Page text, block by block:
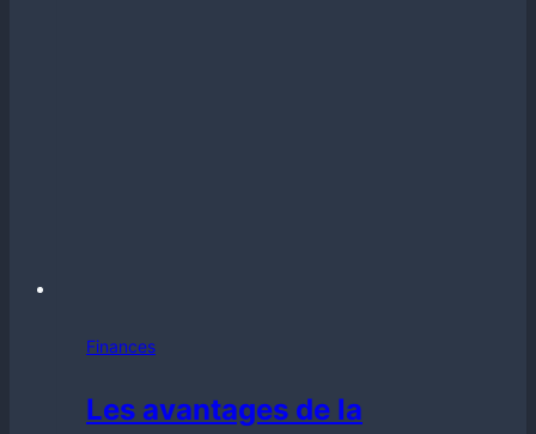
Finances
Les avantages de la